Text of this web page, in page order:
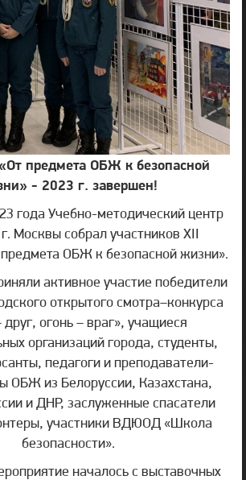
предмета ОБЖ к безопасной
- 2023 г. завершен!
года Учебно-методический центр
Москвы собрал участников ХII
ОБЖ к безопасной жизни».
активное участие победители
открытого смотра–конкурса
друг, огонь – враг», учащиеся
организаций города, студенты,
педагоги и преподаватели-
ОБЖ из Белоруссии, Казахстана,
и ДНР, заслуженные спасатели
участники ВДЮОД «Школа
безопасности».
началось с выставочных